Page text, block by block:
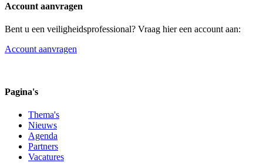
Account aanvragen
Bent u een veiligheidsprofessional? Vraag hier een account aan:
Account aanvragen
Pagina's
Thema's
Nieuws
Agenda
Partners
Vacatures